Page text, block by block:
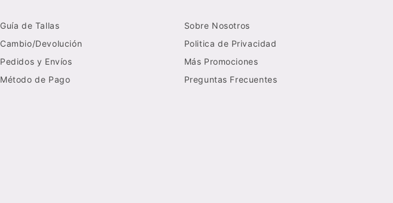
Guía de Tallas
Cambio/Devolución
Pedidos y Envíos
Método de Pago
Sobre Nosotros
Politica de Privacidad
Más Promociones
Preguntas Frecuentes